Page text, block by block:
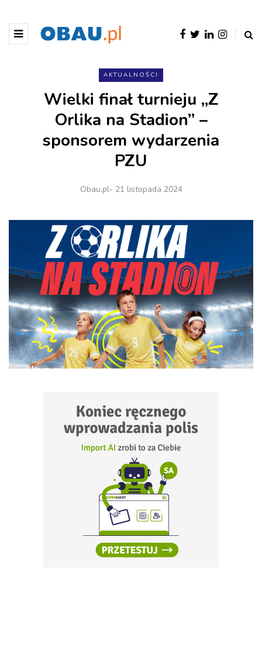
AKTUALNOŚCI
Wielki finał turnieju „Z
Orlika na Stadion” –
sponsorem wydarzenia
PZU
Obau.pl- 21 listopada 2024